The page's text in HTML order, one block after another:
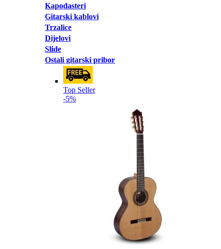
Kapodasteri
Gitarski kablovi
Trzalice
Dijelovi
Slide
Ostali gitarski pribor
Top Seller
-5%